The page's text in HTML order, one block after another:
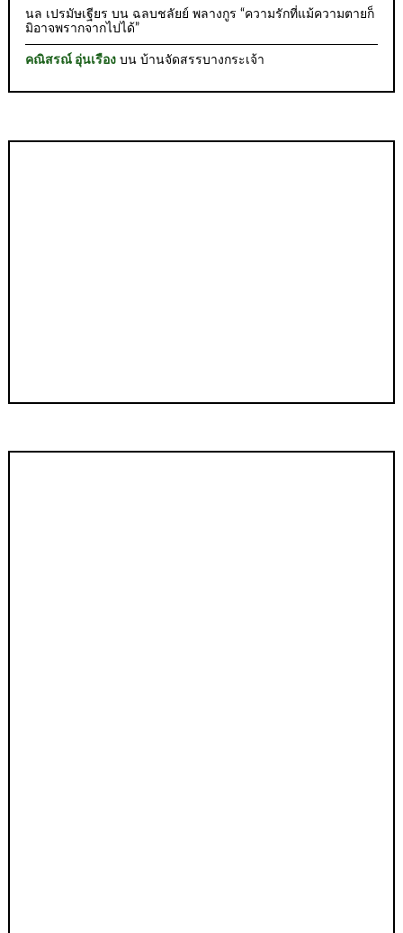
นล เปรมัษเฐียร บน ฉลบชลัยย์ พลางกูร “ความรักที่แม้ความตายก็
มิอาจพรากจากไปได้”
คณิสรณ์ อุ่นเรือง บนบ้านจัดสรรบางกระเจ้า